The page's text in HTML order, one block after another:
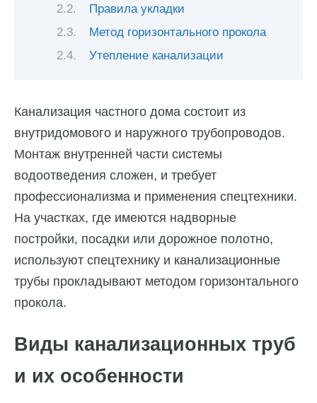
Правила укладки
Метод горизонтального прокола
Утепление канализации
Канализация частного дома состоит из
внутридомового и наружного трубопроводов.
Монтаж внутренней части системы
водоотведения сложен, и требует
профессионализма и применения спецтехники.
На участках, где имеются надворные
постройки, посадки или дорожное полотно,
используют спецтехнику и канализационные
трубы прокладывают методом горизонтального
прокола.
Виды канализационных труб
и их особенности